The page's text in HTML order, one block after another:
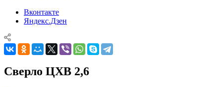
Вконтакте
Яндекс.Дзен
Сверло ЦХВ 2,6